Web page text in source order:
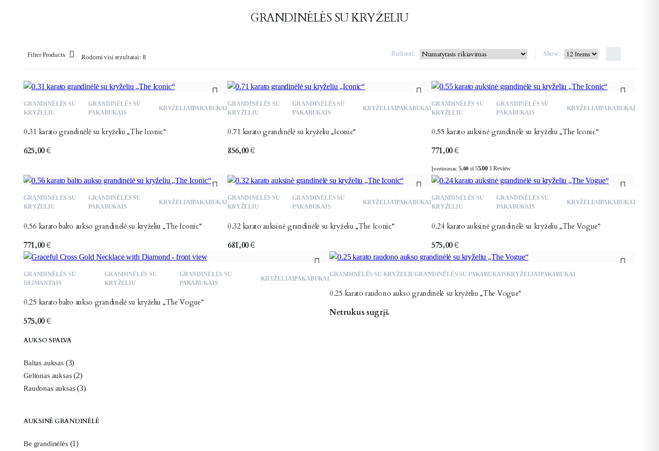
GRANDINĖLĖS SU KRYŽELIU
Filter Products Rodomi visi rezultatai: 8 Rušiuoti: Show:
GRANDINĖLĖS SU
KRYŽELIU
GRANDINĖLĖS SU
PAKABUKAIS
KRYŽELIAIPAKABUKAI
0.31 karato grandinėlė su kryželiu „The Iconic“
625,00€
GRANDINĖLĖS SU
KRYŽELIU
GRANDINĖLĖS SU
PAKABUKAIS
KRYŽELIAIPAKABUKAI
0.71 karato grandinėlė su kryželiu „Iconic“
856,00€
GRANDINĖLĖS SU
KRYŽELIU
GRANDINĖLĖS SU
PAKABUKAIS
KRYŽELIAIPAKABUKAI
0.55 karato auksinė grandinėlė su kryželiu „The Iconic“
771,00€
Įvertinimas: 5.00 iš 55.001 Review
GRANDINĖLĖS SU
KRYŽELIU
GRANDINĖLĖS SU
PAKABUKAIS
KRYŽELIAIPAKABUKAI
0.56 karato balto aukso grandinėlė su kryželiu „The Iconic“
771,00€
GRANDINĖLĖS SU
KRYŽELIU
GRANDINĖLĖS SU
PAKABUKAIS
KRYŽELIAIPAKABUKAI
0.32 karato auksinė grandinėlė su kryželiu „The Iconic“
681,00€
GRANDINĖLĖS SU
KRYŽELIU
GRANDINĖLĖS SU
PAKABUKAIS
KRYŽELIAIPAKABUKAI
0.24 karato auksinė grandinėlė su kryželiu „The Vogue“
575,00€
GRANDINĖLĖS SU
DEIMANTAIS
GRANDINĖLĖS SU
KRYŽELIU
GRANDINĖLĖS SU
PAKABUKAIS
KRYŽELIAIPAKABUKAI
0.25 karato balto aukso grandinėlė su kryželiu „The Vogue“
575,00€
GRANDINĖLĖS SU KRYŽELIUGRANDINĖLĖS SU PAKABUKAISKRYŽELIAIPAKABUKAI
0.25 karato raudono aukso grandinėlė su kryželiu „The Vogue“
Netrukus sugrįš.
AUKSO SPALVA
Baltas auksas (3)
Geltonas auksas (2)
Raudonas auksas (3)
AUKSINĖ GRANDINĖLĖ
Be grandinėlės (1)